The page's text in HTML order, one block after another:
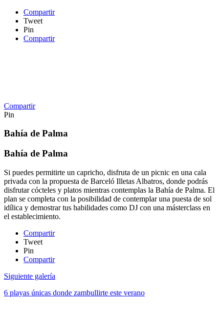
Compartir
Tweet
Pin
Compartir
Compartir
Pin
Bahía de Palma
Bahía de Palma
Si puedes permitirte un capricho, disfruta de un picnic en una cala
privada con la propuesta de Barceló Illetas Albatros, donde podrás
disfrutar cócteles y platos mientras contemplas la Bahía de Palma. El
plan se completa con la posibilidad de contemplar una puesta de sol
idílica y demostrar tus habilidades como DJ con una másterclass en
el establecimiento.
Compartir
Tweet
Pin
Compartir
Siguiente galería
6 playas únicas donde zambullirte este verano